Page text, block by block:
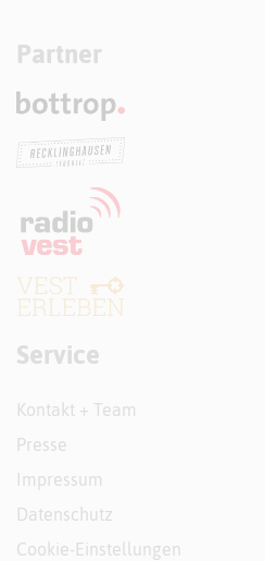
Partner
Service
Kontakt + Team
Presse
Impressum
Datenschutz
Cookie-Einstellungen